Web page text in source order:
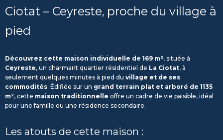
Ciotat – Ceyreste, proche du village à
pied
Découvrez cette maison individuelle de 169 m², située à
Ceyreste, un charmant quartier résidentiel de La Ciotat, à
seulement quelques minutes à pied du village et de ses
commodités. Édifiée sur un grand terrain plat et arboré de 1135
m², cette maison traditionnelle offre un cadre de vie paisible, idéal
pour une famille ou une résidence secondaire.
Les atouts de cette maison :